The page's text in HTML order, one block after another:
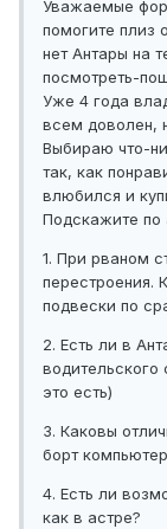
Уважаемые
помогите плиз
нет Антары на
посмотреть-
Уже 4 года
всем доволен,
Выбираю что-
так, как
влюбился и
Подскажите по
1. При рваном
перестроения.
подвески по
2. Есть ли в
водительского
это есть)
3. Каковы
борт
4. Есть ли
как в астре?